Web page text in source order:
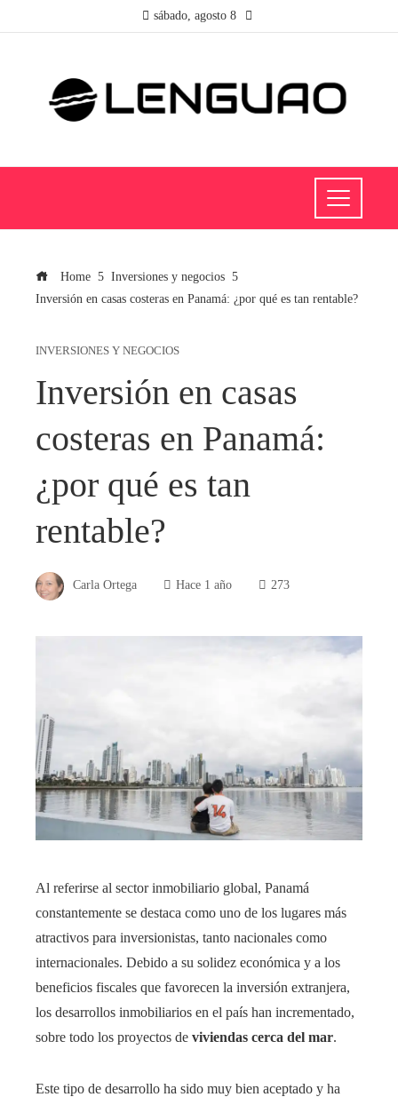
sábado, agosto 8
Home
Inversiones y negocios
Inversión en casas costeras en Panamá: ¿por qué es tan rentable?
INVERSIONES Y NEGOCIOS
Inversión en casas
costeras en Panamá:
¿por qué es tan
rentable?
Carla Ortega Hace 1 año 273
Al referirse al sector inmobiliario global, Panamá
constantemente se destaca como uno de los lugares más
atractivos para inversionistas, tanto nacionales como
internacionales. Debido a su solidez económica y a los
beneficios fiscales que favorecen la inversión extranjera,
los desarrollos inmobiliarios en el país han incrementado,
sobre todo los proyectos de viviendas cerca del mar.
Este tipo de desarrollo ha sido muy bien aceptado y ha